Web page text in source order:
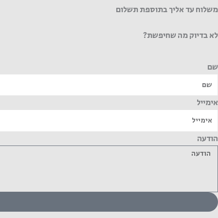
משלוח עד אליך בתוספת תשלום
לא בדיוק מה שחיפשת?
שם
אימייל
הודעה